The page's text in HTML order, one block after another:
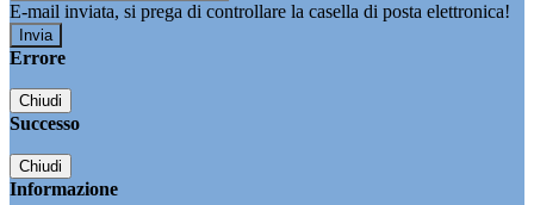
E-mail inviata, si prega di controllare la casella di posta elettronica!
Errore
Chiudi
Successo
Chiudi
Informazione